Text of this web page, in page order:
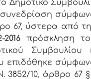
Δημοτικό
συνεδρίαση
67, ύστερα από
2016 πρόσκληση
Συμβουλίου
επιδόθηκε
3852/10, άρθρο 67 §